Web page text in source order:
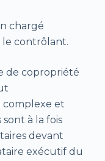
chargé
le contrôlant.
de copropriété
et
sont à la fois
devant
exécutif du